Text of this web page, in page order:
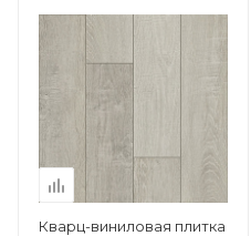
Кварц-виниловая плитка